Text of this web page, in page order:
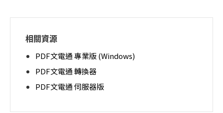
相關資源
PDF文電通 專業版 (Windows)
PDF文電通 轉換器
PDF文電通 伺服器版